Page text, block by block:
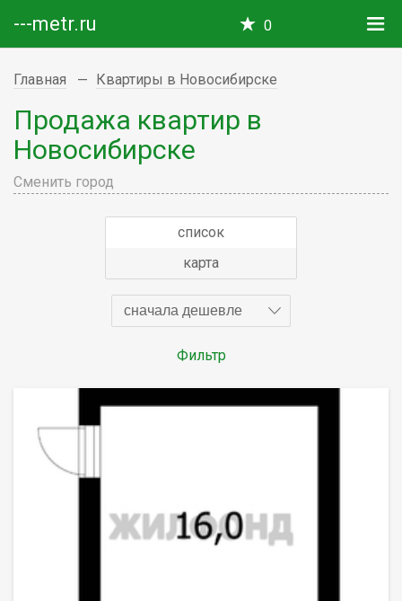
---metr.ru 0
Главная Квартиры в Новосибирске
Продажа квартир в
Новосибирске
Сменить город
список
карта
сначала дешевле
Фильтр